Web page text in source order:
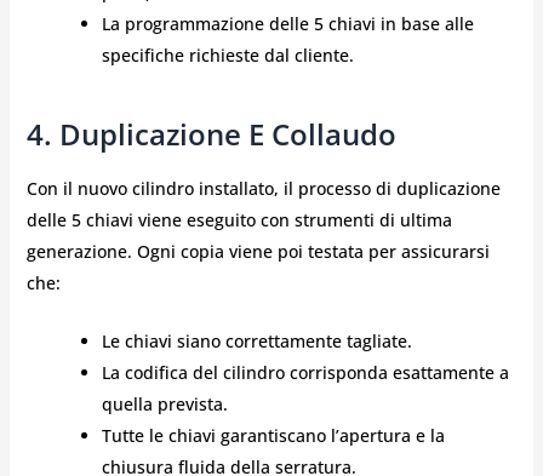
La programmazione delle 5 chiavi in base alle
specifiche richieste dal cliente.
4. Duplicazione E Collaudo
Con il nuovo cilindro installato, il processo di duplicazione
delle 5 chiavi viene eseguito con strumenti di ultima
generazione. Ogni copia viene poi testata per assicurarsi
che:
Le chiavi siano correttamente tagliate.
La codifica del cilindro corrisponda esattamente a
quella prevista.
Tutte le chiavi garantiscano l’apertura e la
chiusura fluida della serratura.